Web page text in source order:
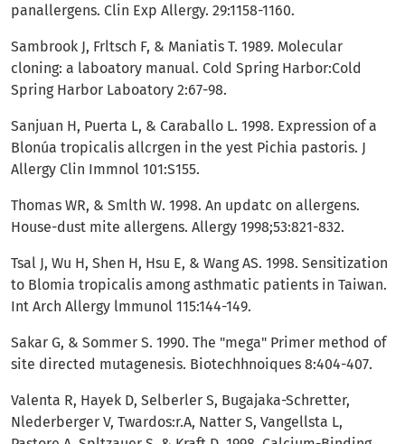
panallergens. Clin Exp Allergy. 29:1158-1160.
Sambrook J, Frltsch F, & Maniatis T. 1989. Molecular
cloning: a laboatory manual. Cold Spring Harbor:Cold
Spring Harbor Laboatory 2:67-98.
Sanjuan H, Puerta L, & Caraballo L. 1998. Expression of a
Blonúa tropicalis allcrgen in the yest Pichia pastoris. J
Allergy Clin Immnol 101:S155.
Thomas WR, & Smlth W. 1998. An updatc on allergens.
House-dust­ mite allergens. Allergy 1998;53:821-832.
Tsal J, Wu H, Shen H, Hsu E, & Wang AS. 1998. Sensitization
to Blomia tropicalis among asthmatic patients in Taiwan.
Int Arch Allergy lmmunol 115:144-149.
Sakar G, & Sommer S. 1990. The "mega" Primer method of
site­ directed mutagenesis. Biotechhnoiques 8:404-407.
Valenta R, Hayek D, Selberler S, Bugajaka-Schretter,
Nlederberger V, Twardos:r.A, Natter S, Vangellsta L,